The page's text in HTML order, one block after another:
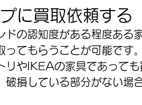
に買取依頼する
の認知度がある程度ある
てもらうことが可能です。
リやIKEAの家具であって
破損している部分がない場